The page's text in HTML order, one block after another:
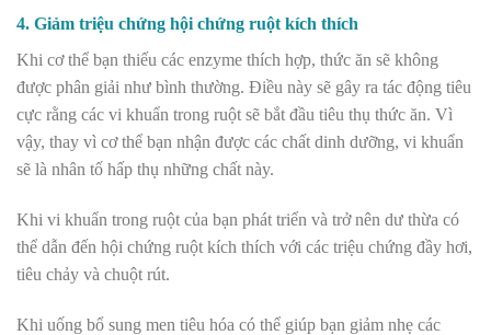
4. Giảm triệu chứng hội chứng ruột kích thích
Khi cơ thể bạn thiếu các enzyme thích hợp, thức ăn sẽ không
được phân giải như bình thường. Điều này sẽ gây ra tác động tiêu
cực rằng các vi khuẩn trong ruột sẽ bắt đầu tiêu thụ thức ăn. Vì
vậy, thay vì cơ thể bạn nhận được các chất dinh dưỡng, vi khuẩn
sẽ là nhân tố hấp thụ những chất này.
Khi vi khuẩn trong ruột của bạn phát triển và trở nên dư thừa có
thể dẫn đến hội chứng ruột kích thích với các triệu chứng đầy hơi,
tiêu chảy và chuột rút.
Khi uống bổ sung men tiêu hóa có thể giúp bạn giảm nhẹ các